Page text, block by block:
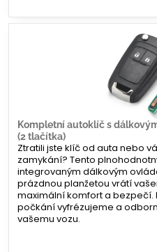
Kompletní autoklíč s
(2 tlačítka)
Ztratili jste klíč od auta nebo
zamykání? Tento
integrovaným dálkovým
prázdnou planžetou vrátí
maximální komfort a bezpečí.
počkání vyfrézujeme a
vašemu vozu.